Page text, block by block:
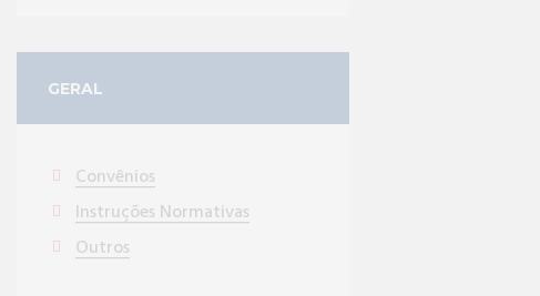
GERAL
Convênios
Instruções Normativas
Outros